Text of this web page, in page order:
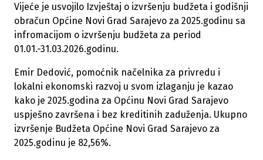
Vijeće je usvojilo Izvještaj o izvršenju budžeta i godišnji
obračun Općine Novi Grad Sarajevo za 2025.godinu sa
infromacijom o izvršenju budžeta za period
01.01.-31.03.2026.godinu.
Emir Dedović, pomoćnik načelnika za privredu i
lokalni ekonomski razvoj u svom izlaganju je kazao
kako je 2025.godina za Općinu Novi Grad Sarajevo
uspješno završena i bez kreditinih zaduženja. Ukupno
izvršenje Budžeta Općine Novi Grad Sarajevo za
2025.godinu je 82,56%.